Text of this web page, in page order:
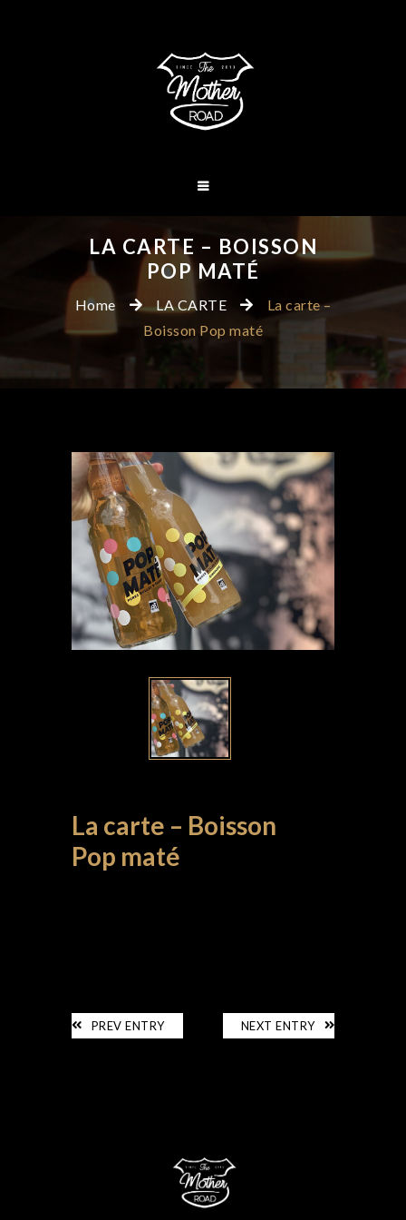
LA CARTE – BOISSON
POP MATÉ
Home LA CARTE
La carte –
Boisson Pop maté
La carte – Boisson
Pop maté
PREV ENTRY NEXT ENTRY